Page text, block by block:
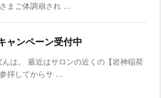
まご体調崩され ...
ャンペーン受付中
んは。 最近はサロンの近くの【岩神稲荷
拝してからサ ...